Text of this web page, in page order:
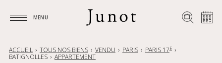
MENU
ACCUEIL TOUS NOS BIENS VENDU PARIS PARIS 17E
BATIGNOLLES APPARTEMENT